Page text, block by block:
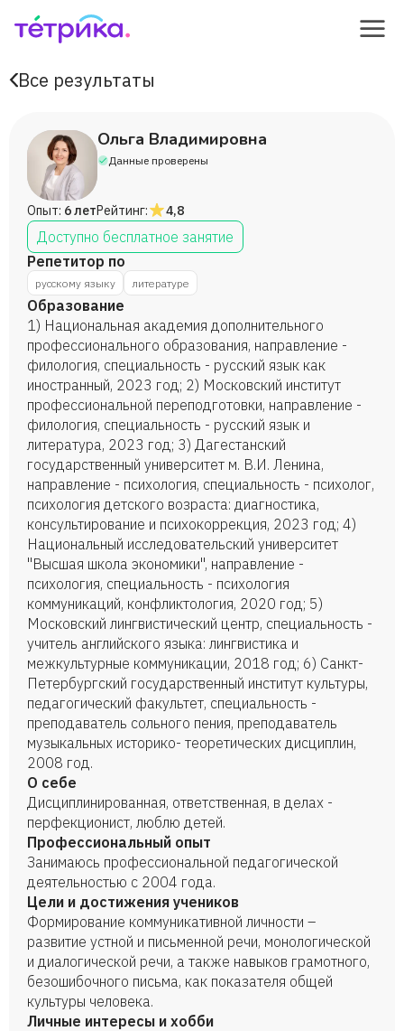
Все результаты
Ольга Владимировна
Данные проверены
Опыт: 6 летРейтинг: 4,8
Доступно бесплатное занятие
Репетитор по
русскому языку литературе
Образование
1) Национальная академия дополнительного
профессионального образования, направление -
филология, специальность - русский язык как
иностранный, 2023 год; 2) Московский институт
профессиональной переподготовки, направление -
филология, специальность - русский язык и
литература, 2023 год; 3) Дагестанский
государственный университет м. В.И. Ленина,
направление - психология, специальность - психолог,
психология детского возраста: диагностика,
консультирование и психокоррекция, 2023 год; 4)
Национальный исследовательский университет
"Высшая школа экономики", направление -
психология, специальность - психология
коммуникаций, конфликтология, 2020 год; 5)
Московский лингвистический центр, специальность -
учитель английского языка: лингвистика и
межкультурные коммуникации, 2018 год; 6) Санкт-
Петербургский государственный институт культуры,
педагогический факультет, специальность -
преподаватель сольного пения, преподаватель
музыкальных историко- теоретических дисциплин,
2008 год.
О себе
Дисциплинированная, ответственная, в делах -
перфекционист, люблю детей.
Профессиональный опыт
Занимаюсь профессиональной педагогической
деятельностью с 2004 года.
Цели и достижения учеников
Формирование коммуникативной личности –
развитие устной и письменной речи, монологической
и диалогической речи, а также навыков грамотного,
безошибочного письма, как показателя общей
культуры человека.
Личные интересы и хобби